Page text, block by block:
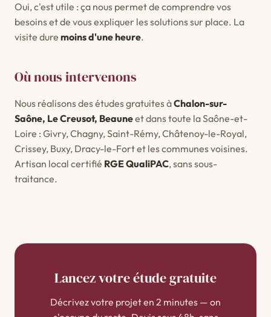
Oui, c'est utile : ça nous permet de comprendre vos
besoins et de vous expliquer les solutions sur place. La
visite dure moins d'une heure.
Où nous intervenons
Nous réalisons des études gratuites àChalon-sur-
Saône, Le Creusot, Beauneet dans toute la Saône-et-
Loire : Givry, Chagny, Saint-Rémy, Châtenoy-le-Royal,
Crissey, Buxy, Dracy-le-Fort et les communes voisines.
Artisan local certifié RGE QualiPAC, sans sous-
traitance.
Lancez votre étude gratuite
Décrivez votre projet en 2 minutes — on